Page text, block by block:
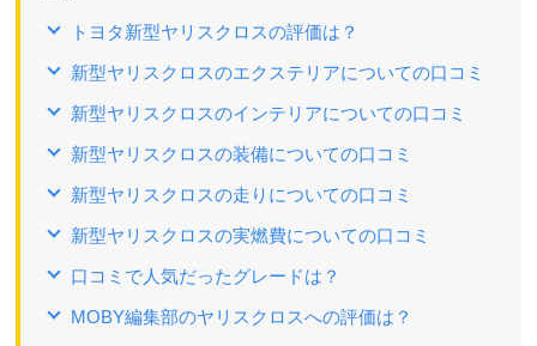
トヨタ新型ヤリスクロスの評価は？
新型ヤリスクロスのエクステリアについての口コミ
新型ヤリスクロスのインテリアについての口コミ
新型ヤリスクロスの装備についての口コミ
新型ヤリスクロスの走りについての口コミ
新型ヤリスクロスの実燃費についての口コミ
口コミで人気だったグレードは？
MOBY編集部のヤリスクロスへの評価は？